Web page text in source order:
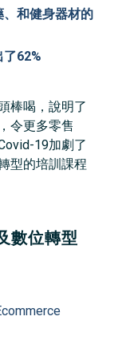
和健身器材的
62%
棒喝，說明了
令更多零售
19加劇了
型的培訓課程
數位轉型